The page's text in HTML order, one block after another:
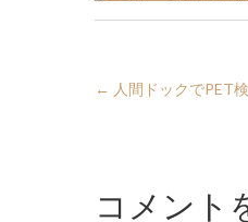
← 人間ドックでPET
コメント